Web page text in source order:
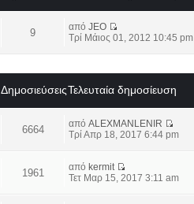
9 απόJEO
Τρί Μάιος 01, 2012 10:45 pm
ΔημοσιεύσειςΤελευταία δημοσίευση
6664 απόALEXMANLENIR
Τρί Απρ 18, 2017 6:44 pm
1961 από kermit
Τετ Μαρ 15, 2017 3:11 am